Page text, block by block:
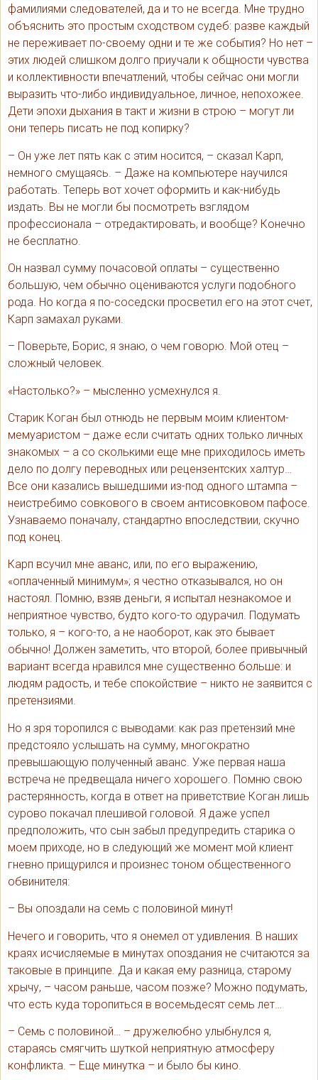
фамилиями следователей, да и то не всегда. Мне трудно
объяснить это простым сходством судеб: разве каждый
не переживает по-своему одни и те же события? Но нет –
этих людей слишком долго приучали к общности чувства
и коллективности впечатлений, чтобы сейчас они могли
выразить что-либо индивидуальное, личное, непохожее.
Дети эпохи дыхания в такт и жизни в строю – могут ли
они теперь писать не под копирку?
– Он уже лет пять как с этим носится, – сказал Карп,
немного смущаясь. – Даже на компьютере научился
работать. Теперь вот хочет оформить и как-нибудь
издать. Вы не могли бы посмотреть взглядом
профессионала – отредактировать, и вообще? Конечно
не бесплатно.
Он назвал сумму почасовой оплаты – существенно
большую, чем обычно оцениваются услуги подобного
рода. Но когда я по-соседски просветил его на этот счет,
Карп замахал руками.
– Поверьте, Борис, я знаю, о чем говорю. Мой отец –
сложный человек.
«Настолько?» – мысленно усмехнулся я.
Старик Коган был отнюдь не первым моим клиентом-
мемуаристом – даже если считать одних только личных
знакомых – а со сколькими еще мне приходилось иметь
дело по долгу переводных или рецензентских халтур…
Все они казались вышедшими из-под одного штампа –
неистребимо совкового в своем антисовковом пафосе.
Узнаваемо поначалу, стандартно впоследствии, скучно
под конец.
Карп всучил мне аванс, или, по его выражению,
«оплаченный минимум»; я честно отказывался, но он
настоял. Помню, взяв деньги, я испытал незнакомое и
неприятное чувство, будто кого-то одурачил. Подумать
только, я – кого-то, а не наоборот, как это бывает
обычно! Должен заметить, что второй, более привычный
вариант всегда нравился мне существенно больше: и
людям радость, и тебе спокойствие – никто не заявится с
претензиями.
Но я зря торопился с выводами: как раз претензий мне
предстояло услышать на сумму, многократно
превышающую полученный аванс. Уже первая наша
встреча не предвещала ничего хорошего. Помню свою
растерянность, когда в ответ на приветствие Коган лишь
сурово покачал плешивой головой. Я даже успел
предположить, что сын забыл предупредить старика о
моем приходе, но в следующий же момент мой клиент
гневно прищурился и произнес тоном общественного
обвинителя:
– Вы опоздали на семь с половиной минут!
Нечего и говорить, что я онемел от удивления. В наших
краях исчисляемые в минутах опоздания не считаются за
таковые в принципе. Да и какая ему разница, старому
хрычу, – часом раньше, часом позже? Можно подумать,
что есть куда торопиться в восемьдесят семь лет…
– Семь с половиной… – дружелюбно улыбнулся я,
стараясь смягчить шуткой неприятную атмосферу
конфликта. – Еще минутка – и было бы кино.